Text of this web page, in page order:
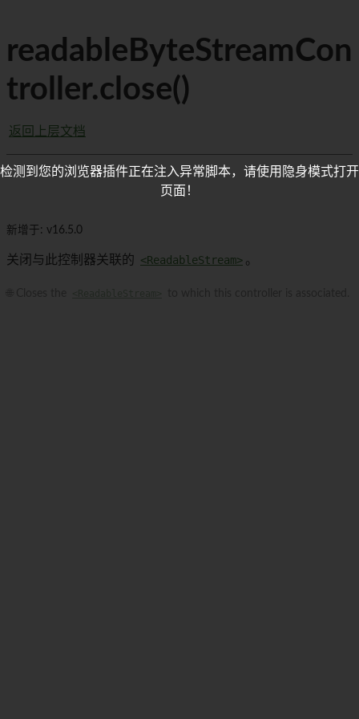
readableByteStreamCon
troller.close()
返回上层文档
新增于: v16.5.0
关闭与此控制器关联的 <ReadableStream> 。
检测到您的浏览器插件正在注入异常脚本，请使用隐身模式打开
页面！